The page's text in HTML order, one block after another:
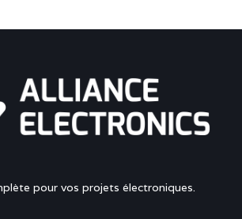
pour vos projets électroniques.